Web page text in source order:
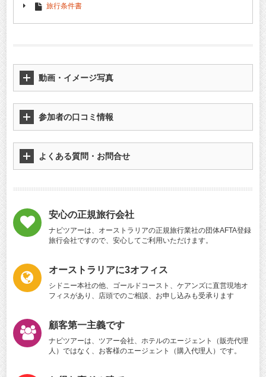
旅行条件書
動画・イメージ写真
参加者の口コミ情報
よくある質問・お問合せ
安心の正規旅行会社
ナビツアーは、オーストラリアの正規旅行業社の団体AFTA登録
旅行会社ですので、安心してご利用いただけます。
オーストラリアに3オフィス
シドニー本社の他、ゴールドコースト、ケアンズに直営現地オ
フィスがあり、店頭でのご相談、お申し込みも受承ります
顧客第一主義です
ナビツアーは、ツアー会社、ホテルのエージェント（販売代理
人）ではなく、お客様のエージェント（購入代理人）です。